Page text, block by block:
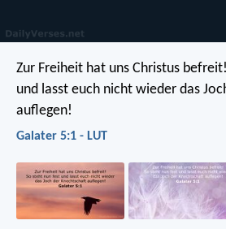
Zur Freiheit hat uns Christus
und lasst euch nicht wieder das
auflegen!
Galater 5:1 - LUT